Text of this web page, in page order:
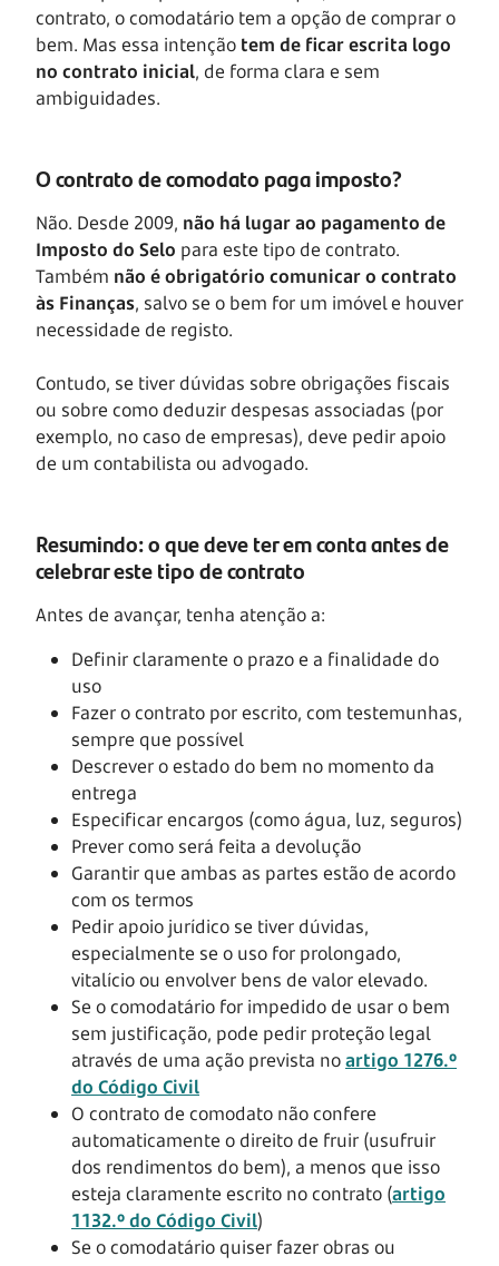
contrato, o comodatário tem a opção de comprar o
bem. Mas essa intenção tem de ficar escrita logo
no contrato inicial, de forma clara e sem
ambiguidades.
O contrato de comodato paga imposto?
Não. Desde 2009, não há lugar ao pagamento de
Imposto do Selo para este tipo de contrato.
Também não é obrigatório comunicar o contrato
às Finanças, salvo se o bem for um imóvel e houver
necessidade de registo.
Contudo, se tiver dúvidas sobre obrigações fiscais
ou sobre como deduzir despesas associadas (por
exemplo, no caso de empresas), deve pedir apoio
de um contabilista ou advogado.
Resumindo: o que deve ter em conta antes de
celebrar este tipo de contrato
Antes de avançar, tenha atenção a:
Definir claramente o prazo e a finalidade do
uso
Fazer o contrato por escrito, com testemunhas,
sempre que possível
Descrever o estado do bem no momento da
entrega
Especificar encargos (como água, luz, seguros)
Prever como será feita a devolução
Garantir que ambas as partes estão de acordo
com os termos
Pedir apoio jurídico se tiver dúvidas,
especialmente se o uso for prolongado,
vitalício ou envolver bens de valor elevado.
Se o comodatário for impedido de usar o bem
sem justificação, pode pedir proteção legal
através de uma ação prevista noartigo 1276.º
do Código Civil
O contrato de comodato não confere
automaticamente o direito de fruir (usufruir
dos rendimentos do bem), a menos que isso
esteja claramente escrito no contrato (artigo
1132.º do Código Civil)
Se o comodatário quiser fazer obras ou